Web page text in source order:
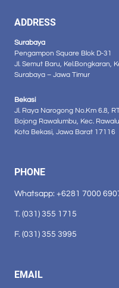
ADDRESS
Surabaya
Pengampon Square Blok D-31
Jl. Semut Baru, Kel.Bongkaran,
Surabaya – Jawa Timur
Bekasi
Jl. Raya Narogong No.Km 6.8,
Bojong Rawalumbu, Kec.
Kota Bekasi, Jawa Barat 17116
PHONE
Whatsapp: +6281 7000
T. (031) 355 1715
F. (031) 355 3995
EMAIL